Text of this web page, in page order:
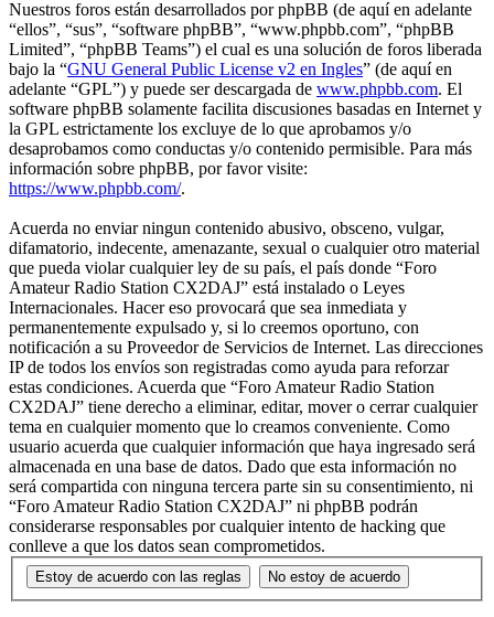
Nuestros foros están desarrollados por phpBB (de aquí en adelante
“ellos”, “sus”, “software phpBB”, “www.phpbb.com”, “phpBB
Limited”, “phpBB Teams”) el cual es una solución de foros liberada
bajo la “GNU General Public License v2 en Ingles” (de aquí en
adelante “GPL”) y puede ser descargada de www.phpbb.com. El
software phpBB solamente facilita discusiones basadas en Internet y
la GPL estrictamente los excluye de lo que aprobamos y/o
desaprobamos como conductas y/o contenido permisible. Para más
información sobre phpBB, por favor visite:
https://www.phpbb.com/.
Acuerda no enviar ningun contenido abusivo, obsceno, vulgar,
difamatorio, indecente, amenazante, sexual o cualquier otro material
que pueda violar cualquier ley de su país, el país donde “Foro
Amateur Radio Station CX2DAJ” está instalado o Leyes
Internacionales. Hacer eso provocará que sea inmediata y
permanentemente expulsado y, si lo creemos oportuno, con
notificación a su Proveedor de Servicios de Internet. Las direcciones
IP de todos los envíos son registradas como ayuda para reforzar
estas condiciones. Acuerda que “Foro Amateur Radio Station
CX2DAJ” tiene derecho a eliminar, editar, mover o cerrar cualquier
tema en cualquier momento que lo creamos conveniente. Como
usuario acuerda que cualquier información que haya ingresado será
almacenada en una base de datos. Dado que esta información no
será compartida con ninguna tercera parte sin su consentimiento, ni
“Foro Amateur Radio Station CX2DAJ” ni phpBB podrán
considerarse responsables por cualquier intento de hacking que
conlleve a que los datos sean comprometidos.